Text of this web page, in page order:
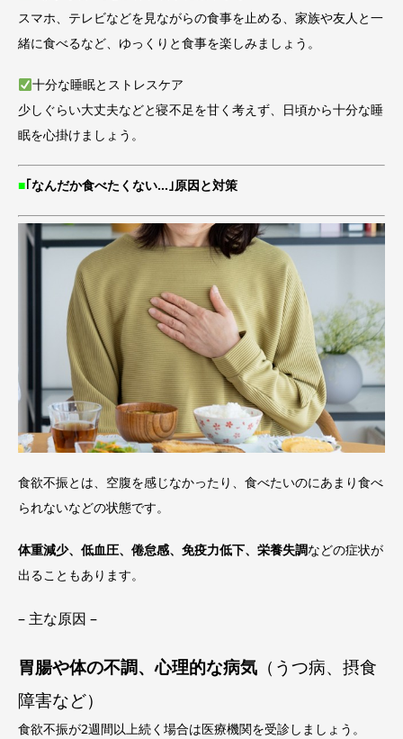
スマホ、テレビなどを見ながらの食事を止める、家族や友人と一
緒に食べるなど、ゆっくりと食事を楽しみましょう。
十分な睡眠とストレスケア
少しぐらい大丈夫などと寝不足を甘く考えず、日頃から十分な睡
眠を心掛けましょう。
■｢なんだか食べたくない…｣原因と対策
食欲不振とは、空腹を感じなかったり、食べたいのにあまり食べ
られないなどの状態です。
体重減少、低血圧、倦怠感、免疫力低下、栄養失調などの症状が
出ることもあります。
– 主な原因 –
胃腸や体の不調、心理的な病気 （うつ病、摂食
障害など）
食欲不振が2週間以上続く場合は医療機関を受診しましょう。